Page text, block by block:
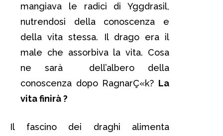
mangiava le radici di Yggdrasil,
nutrendosi della conoscenza e
della vita stessa. Il drago era il
male che assorbiva la vita. Cosa
ne sarà dell’albero della
conoscenza dopo RagnarÇ«k? La
vita finirà ?
Il fascino dei draghi alimenta